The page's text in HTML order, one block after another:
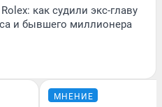
как судили экс-главу
и бывшего миллионера
МНЕНИЕ